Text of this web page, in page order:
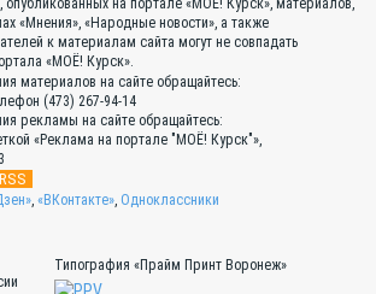
опубликованных на портале «МОЁ! Курск», материалов,
«Мнения», «Народные новости», а также
к материалам сайта могут не совпадать
«МОЁ! Курск».
материалов на сайте обращайтесь:
(473) 267-94-14
рекламы на сайте обращайтесь:
«Реклама на портале "МОЁ! Курск"»,
RSS
, «ВКонтакте», Одноклассники
Типография «Прайм Принт Воронеж»